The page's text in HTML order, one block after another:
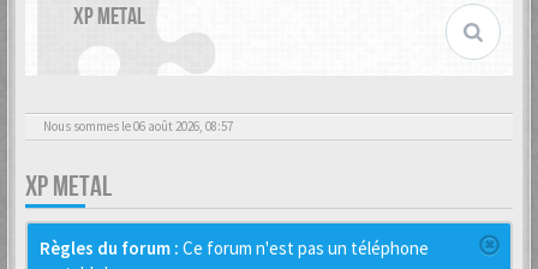
XP METAL
Nous sommes le 06 août 2026, 08:57
XP METAL
Règles du forum : Ce forum n'est pas un téléphone